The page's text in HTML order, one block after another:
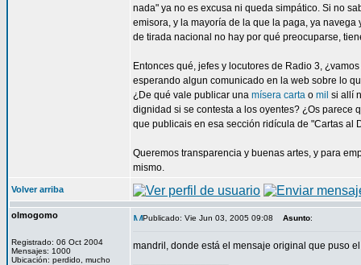
nada" ya no es excusa ni queda simpático. Si no
emisora, y la mayoría de la que la paga, ya
de tirada nacional no hay por qué preocuparse,
Entonces qué, jefes y locutores de Radio 3,
esperando algun comunicado en la web sobre lo
¿De qué vale publicar una mísera carta o mil si allí
dignidad si se contesta a los oyentes? ¿Os parece
que publicais en esa sección ridícula de "Cartas al
Queremos transparencia y buenas artes, y para
mismo.
Volver arriba
olmogomo
Registrado: 06 Oct 2004
Mensajes: 1000
Ubicación: perdido, mucho
Publicado: Vie Jun 03, 2005 09:08 Asunto:
mandril, donde está el mensaje original que puso